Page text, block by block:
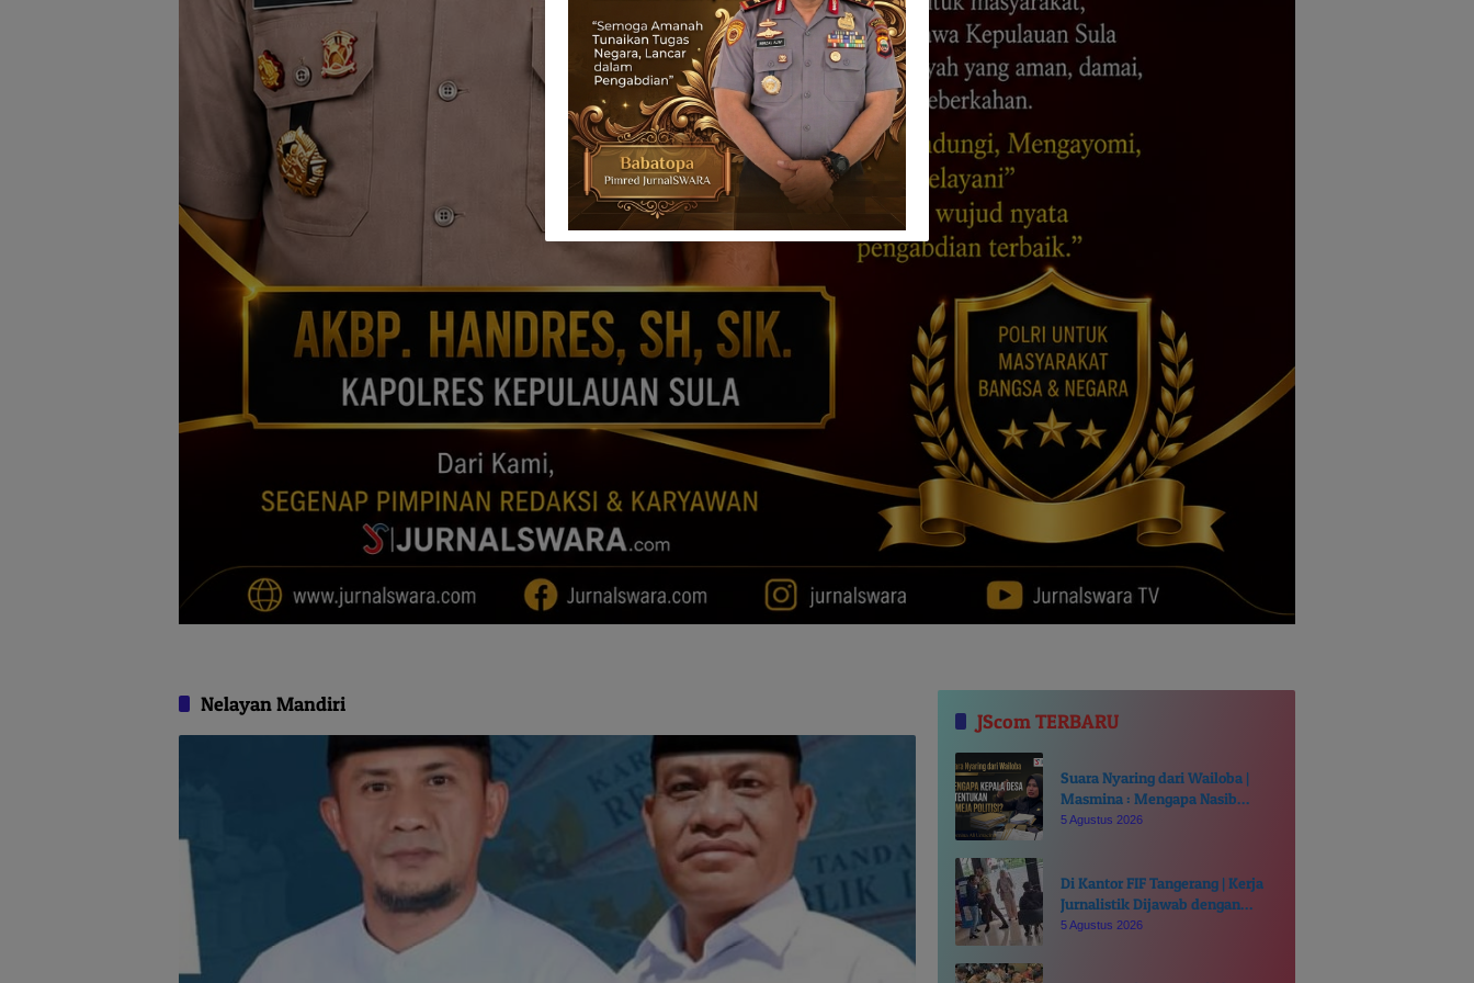
Nelayan Mandiri
JScom TERBARU
Suara Nyaring dari Wailoba |
Masmina : Mengapa Nasib
Kades Desa Ditentukan di Meja
5 Agustus 2026
Di Kantor FIF Tangerang | Kerja
Jurnalistik Dijawab dengan
Intimidasi dan Cakaran
5 Agustus 2026